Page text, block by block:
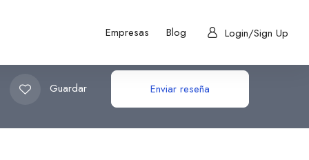
Empresas Blog Login/Sign Up
Guardar Enviar reseña